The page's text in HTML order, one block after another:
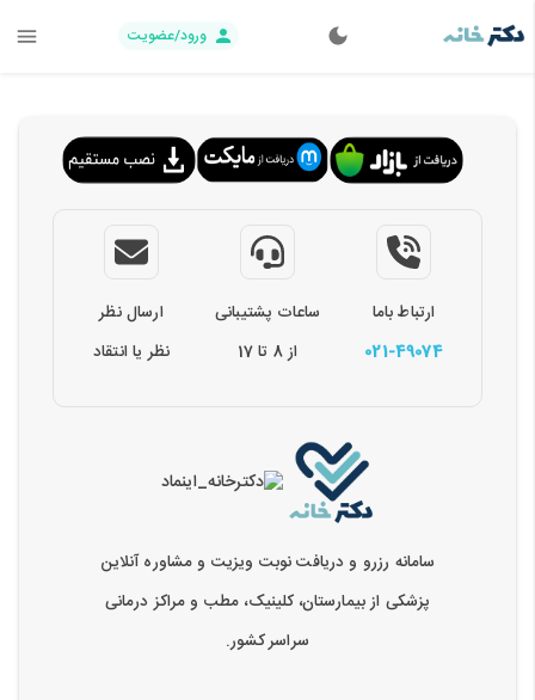
ورود/عضویت
ارتباط باما
021-49074
ساعات پشتیبانی
از 8 تا 17
ارسال نظر
نظر یا انتقاد
سامانه رزرو و دریافت نوبت ویزیت و مشاوره آنلاین
پزشکی از بیمارستان، کلینیک، مطب و مراکز درمانی
سراسر کشور.